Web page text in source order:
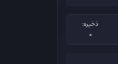
ذخیره:
0